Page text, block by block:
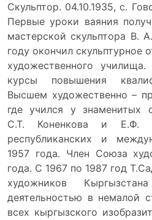
Скульптор. 04.10.1935, с.
Первые уроки ваяния
мастерской скульптора В.
году окончил скульптурное
художественного
курсы повышения
Высшем художественно –
где учился у знаменитых
С.Т. Коненкова и Е.Ф.
республиканских и
1957 года. Член Союза
года. С 1967 по 1987 год
художников
деятельностью в немалой
всех кыргызского